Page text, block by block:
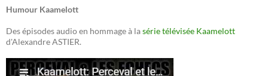
Humour Kaamelott
Des épisodes audio en hommage à lasérie télévisée Kaamelott
d'Alexandre ASTIER.